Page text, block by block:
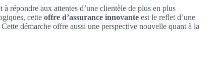
répondre aux attentes d’une clientèle de plus en plus
cette offre d’assurance innovante est le reflet d’une
démarche offre aussi une perspective nouvelle quant à la